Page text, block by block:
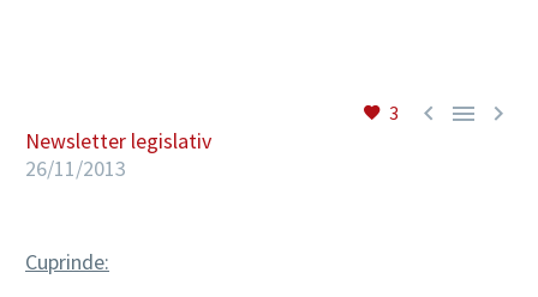
3   
Newsletter legislativ
26/11/2013
Cuprinde: